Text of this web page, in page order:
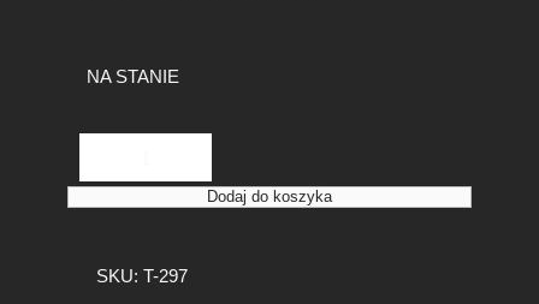
NA STANIE
o
Dodaj do koszyka
SKU: T-297